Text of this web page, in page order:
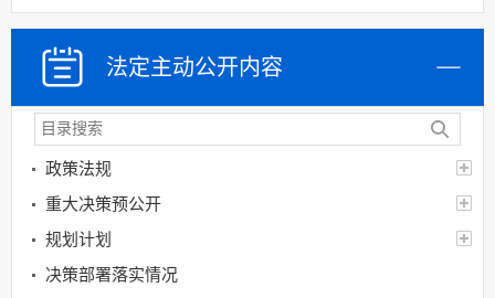
法定主动公开内容
政策法规
重大决策预公开
规划计划
决策部署落实情况